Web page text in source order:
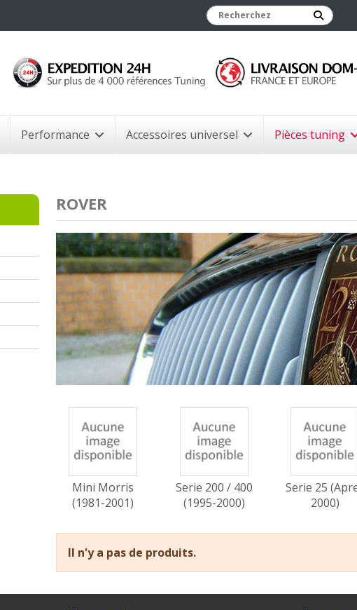
Performance Accessoires universel Pièces tuning
ROVER
Mini Morris
(1981-2001)
Serie 200 / 400
(1995-2000)
Serie 25
2000)
Il n'y a pas de produits.